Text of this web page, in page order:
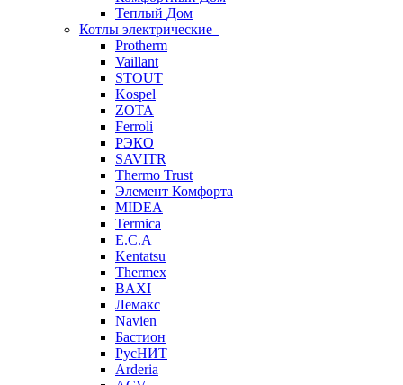
Теплый Дом
Котлы электрические
Protherm
Vaillant
STOUT
Kospel
ZOTA
Ferroli
РЭКО
SAVITR
Thermo Trust
Элемент Комфорта
MIDEA
Termica
E.C.A
Kentatsu
Thermex
BAXI
Лемакс
Navien
Бастион
РусНИТ
Arderia